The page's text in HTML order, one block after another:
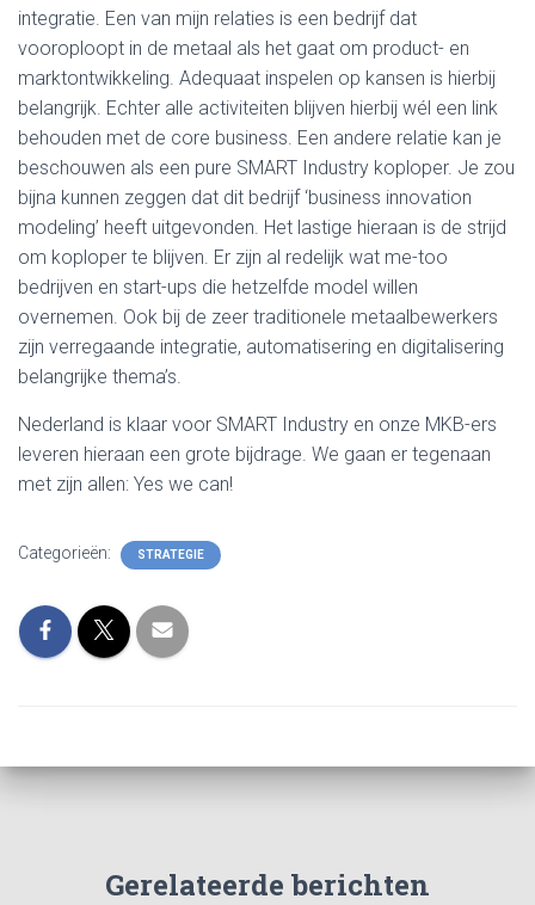
integratie. Een van mijn relaties is een bedrijf dat
vooroploopt in de metaal als het gaat om product- en
marktontwikkeling. Adequaat inspelen op kansen is hierbij
belangrijk. Echter alle activiteiten blijven hierbij wél een link
behouden met de core business. Een andere relatie kan je
beschouwen als een pure SMART Industry koploper. Je zou
bijna kunnen zeggen dat dit bedrijf ‘business innovation
modeling’ heeft uitgevonden. Het lastige hieraan is de strijd
om koploper te blijven. Er zijn al redelijk wat me-too
bedrijven en start-ups die hetzelfde model willen
overnemen. Ook bij de zeer traditionele metaalbewerkers
zijn verregaande integratie, automatisering en digitalisering
belangrijke thema’s.
Nederland is klaar voor SMART Industry en onze MKB-ers
leveren hieraan een grote bijdrage. We gaan er tegenaan
met zijn allen: Yes we can!
Categorieën: STRATEGIE
Gerelateerde berichten